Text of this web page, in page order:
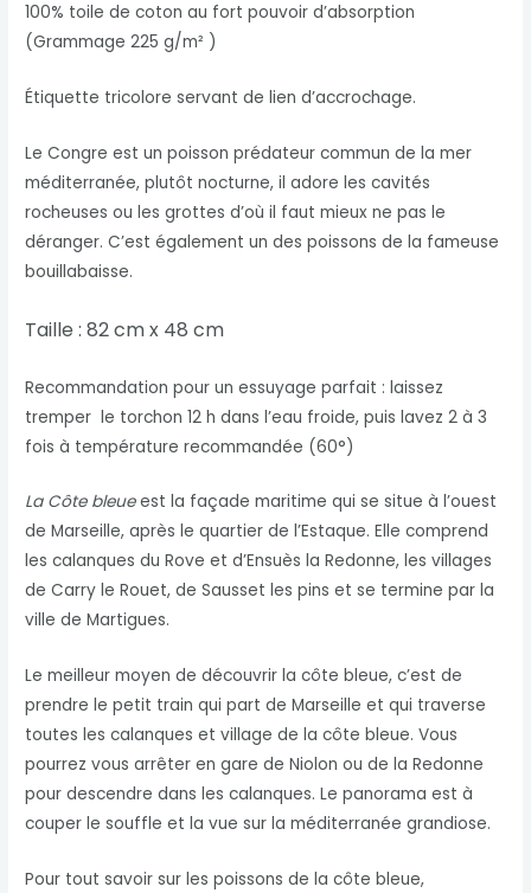
100% toile de coton au fort pouvoir d’absorption
(Grammage 225 g/m² )
Étiquette tricolore servant de lien d’accrochage.
Le Congre est un poisson prédateur commun de la mer
méditerranée, plutôt nocturne, il adore les cavités
rocheuses ou les grottes d’où il faut mieux ne pas le
déranger. C’est également un des poissons de la fameuse
bouillabaisse.
Taille : 82 cm x 48 cm
Recommandation pour un essuyage parfait : laissez
tremper le torchon 12 h dans l’eau froide, puis lavez 2 à 3
fois à température recommandée (60°)
La Côte bleueest la façade maritime qui se situe à l’ouest
de Marseille, après le quartier de l’Estaque. Elle comprend
les calanques du Rove et d’Ensuès la Redonne, les villages
de Carry le Rouet, de Sausset les pins et se termine par la
ville de Martigues.
Le meilleur moyen de découvrir la côte bleue, c’est de
prendre le petit train qui part de Marseille et qui traverse
toutes les calanques et village de la côte bleue. Vous
pourrez vous arrêter en gare de Niolon ou de la Redonne
pour descendre dans les calanques. Le panorama est à
couper le souffle et la vue sur la méditerranée grandiose.
Pour tout savoir sur les poissons de la côte bleue,